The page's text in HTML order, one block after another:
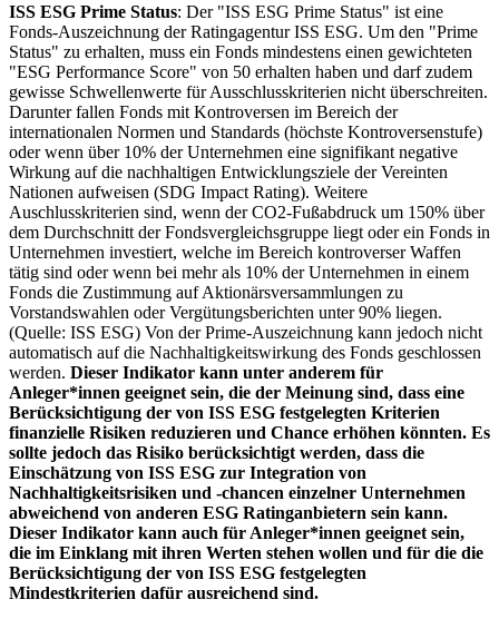
ISS ESG Prime Status: Der "ISS ESG Prime Status" ist eine
Fonds-Auszeichnung der Ratingagentur ISS ESG. Um den "Prime
Status" zu erhalten, muss ein Fonds mindestens einen gewichteten
"ESG Performance Score" von 50 erhalten haben und darf zudem
gewisse Schwellenwerte für Ausschlusskriterien nicht überschreiten.
Darunter fallen Fonds mit Kontroversen im Bereich der
internationalen Normen und Standards (höchste Kontroversenstufe)
oder wenn über 10% der Unternehmen eine signifikant negative
Wirkung auf die nachhaltigen Entwicklungsziele der Vereinten
Nationen aufweisen (SDG Impact Rating). Weitere
Auschlusskriterien sind, wenn der CO2-Fußabdruck um 150% über
dem Durchschnitt der Fondsvergleichsgruppe liegt oder ein Fonds in
Unternehmen investiert, welche im Bereich kontroverser Waffen
tätig sind oder wenn bei mehr als 10% der Unternehmen in einem
Fonds die Zustimmung auf Aktionärsversammlungen zu
Vorstandswahlen oder Vergütungsberichten unter 90% liegen.
(Quelle: ISS ESG) Von der Prime-Auszeichnung kann jedoch nicht
automatisch auf die Nachhaltigkeitswirkung des Fonds geschlossen
werden. Dieser Indikator kann unter anderem für
Anleger*innen geeignet sein, die der Meinung sind, dass eine
Berücksichtigung der von ISS ESG festgelegten Kriterien
finanzielle Risiken reduzieren und Chance erhöhen könnten. Es
sollte jedoch das Risiko berücksichtigt werden, dass die
Einschätzung von ISS ESG zur Integration von
Nachhaltigkeitsrisiken und -chancen einzelner Unternehmen
abweichend von anderen ESG Ratinganbietern sein kann.
Dieser Indikator kann auch für Anleger*innen geeignet sein,
die im Einklang mit ihren Werten stehen wollen und für die die
Berücksichtigung der von ISS ESG festgelegten
Mindestkriterien dafür ausreichend sind.